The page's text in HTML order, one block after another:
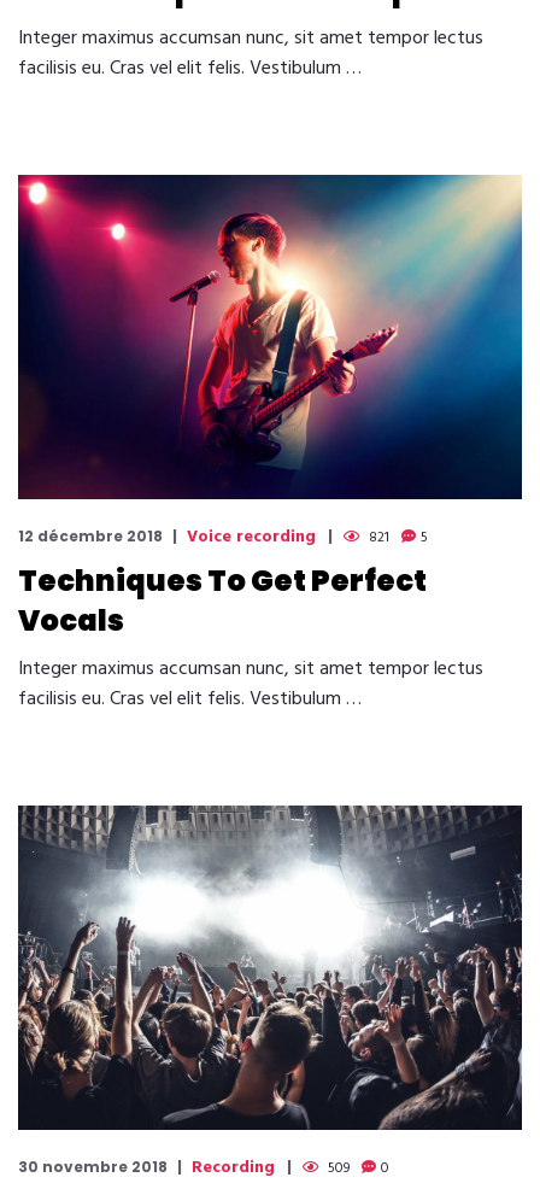
Integer maximus accumsan nunc, sit amet tempor lectus
facilisis eu. Cras vel elit felis. Vestibulum …
12 décembre 2018 Voice recording 821 5
Techniques To Get Perfect
Vocals
Integer maximus accumsan nunc, sit amet tempor lectus
facilisis eu. Cras vel elit felis. Vestibulum …
30 novembre 2018 Recording 509 0